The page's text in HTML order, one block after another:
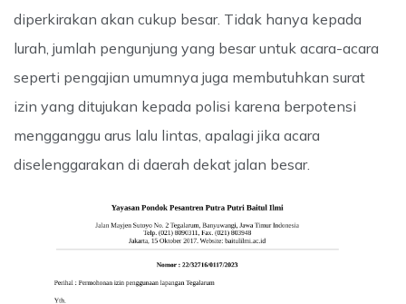
diperkirakan akan cukup besar. Tidak hanya kepada
lurah, jumlah pengunjung yang besar untuk acara-acara
seperti pengajian umumnya juga membutuhkan surat
izin yang ditujukan kepada polisi karena berpotensi
mengganggu arus lalu lintas, apalagi jika acara
diselenggarakan di daerah dekat jalan besar.